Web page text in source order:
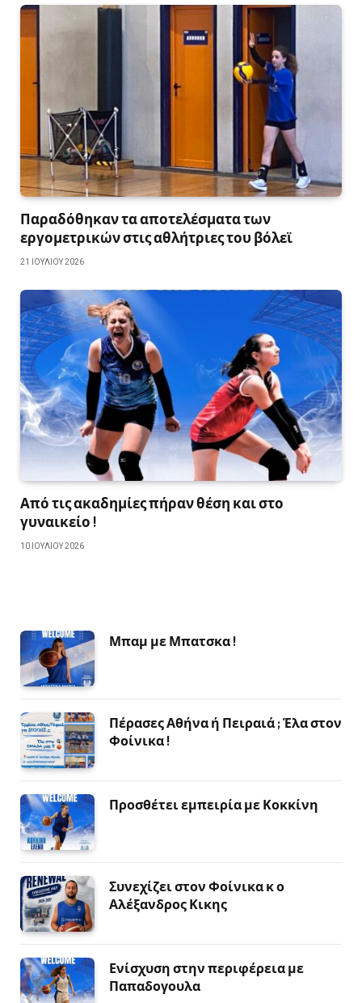
Παραδόθηκαν τα αποτελέσματα των
εργομετρικών στις αθλήτριες του βόλεϊ
21 ΙΟΥΛΊΟΥ 2026
Από τις ακαδημίες πήραν θέση και στο
γυναικείο !
10 ΙΟΥΛΊΟΥ 2026
Μπαμ με Μπατσκα !
Πέρασες Αθήνα ή Πειραιά ; Έλα στον
Φοίνικα !
Προσθέτει εμπειρία με Κοκκίνη
Συνεχίζει στον Φοίνικα κ ο
Αλέξανδρος Κικης
Ενίσχυση στην περιφέρεια με
Παπαδογουλα